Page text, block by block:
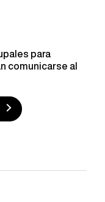
para
comunicarse al